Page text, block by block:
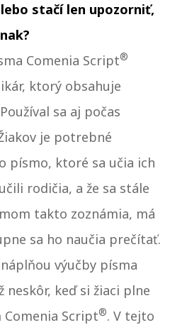
stačí len upozorniť,
Comenia Script®
ktorý obsahuje
sa aj počas
je potrebné
písmo, ktoré sa učia ich
rodičia, a že sa stále
takto zoznámia, má
sa ho naučia prečítať.
výučby písma
neskôr, keď si žiaci plne
Script®. V tejto